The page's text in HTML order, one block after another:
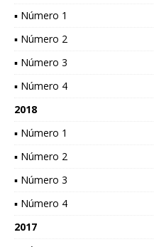
▪ Número 1
▪ Número 2
▪ Número 3
▪ Número 4
2018
▪ Número 1
▪ Número 2
▪ Número 3
▪ Número 4
2017